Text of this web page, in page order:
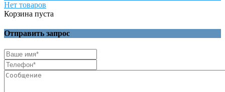
Нет товаров
Корзина пуста
Отправить запрос